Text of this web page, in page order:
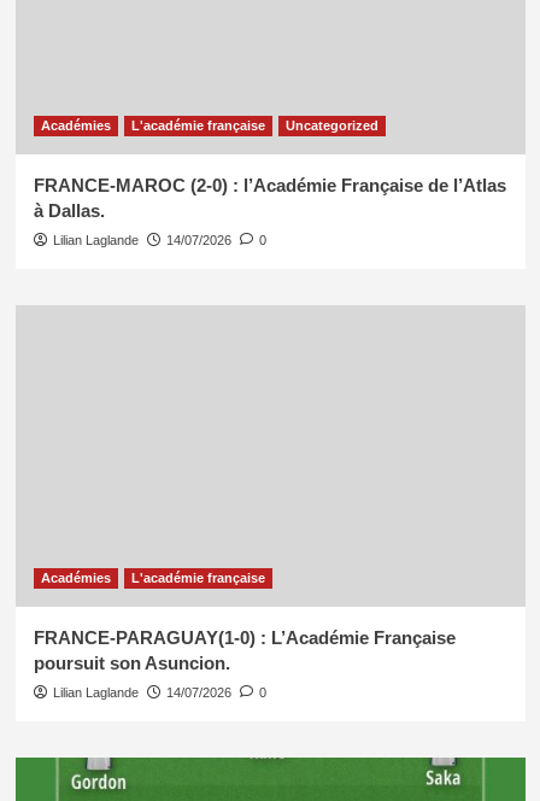
Académies L'académie française Uncategorized
FRANCE-MAROC (2-0) : l’Académie Française de l’Atlas
à Dallas.
Lilian Laglande 14/07/2026 0
Académies L'académie française
FRANCE-PARAGUAY(1-0) : L’Académie Française
poursuit son Asuncion.
Lilian Laglande 14/07/2026 0